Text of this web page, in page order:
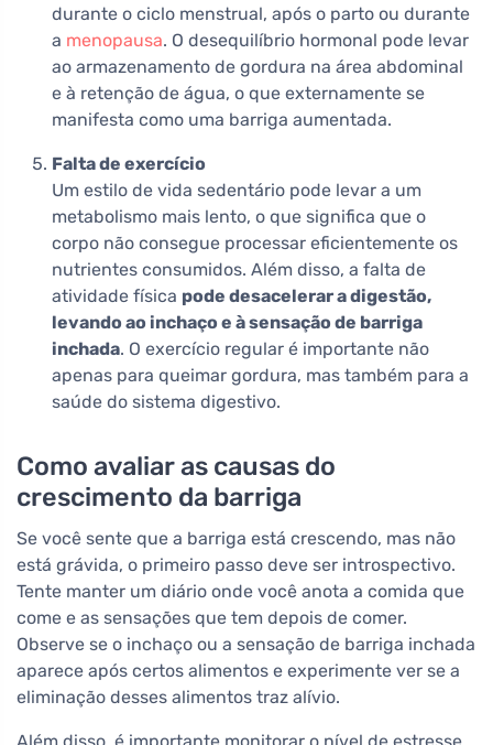
durante o ciclo menstrual, após o parto ou durante
a menopausa. O desequilíbrio hormonal pode levar
ao armazenamento de gordura na área abdominal
e à retenção de água, o que externamente se
manifesta como uma barriga aumentada.
Falta de exercício
Um estilo de vida sedentário pode levar a um
metabolismo mais lento, o que significa que o
corpo não consegue processar eficientemente os
nutrientes consumidos. Além disso, a falta de
atividade física pode desacelerar a digestão,
levando ao inchaço e à sensação de barriga
inchada. O exercício regular é importante não
apenas para queimar gordura, mas também para a
saúde do sistema digestivo.
Como avaliar as causas do
crescimento da barriga
Se você sente que a barriga está crescendo, mas não
está grávida, o primeiro passo deve ser introspectivo.
Tente manter um diário onde você anota a comida que
come e as sensações que tem depois de comer.
Observe se o inchaço ou a sensação de barriga inchada
aparece após certos alimentos e experimente ver se a
eliminação desses alimentos traz alívio.